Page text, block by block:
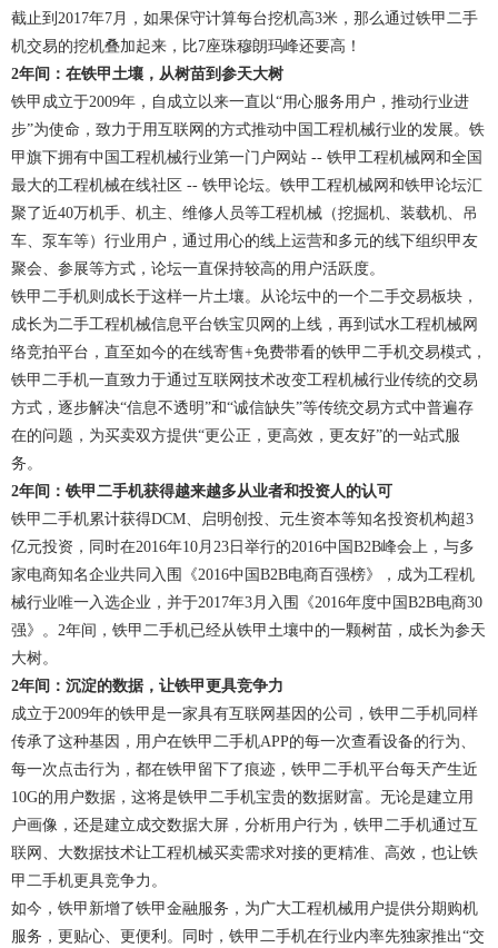
截止到2017年7月，如果保守计算每台挖机高3米，那么通过铁甲二手
机交易的挖机叠加起来，比7座珠穆朗玛峰还要高！
2年间：在铁甲土壤，从树苗到参天大树
铁甲成立于2009年，自成立以来一直以“用心服务用户，推动行业进
步”为使命，致力于用互联网的方式推动中国工程机械行业的发展。铁
甲旗下拥有中国工程机械行业第一门户网站 -- 铁甲工程机械网和全国
最大的工程机械在线社区 -- 铁甲论坛。铁甲工程机械网和铁甲论坛汇
聚了近40万机手、机主、维修人员等工程机械（挖掘机、装载机、吊
车、泵车等）行业用户，通过用心的线上运营和多元的线下组织甲友
聚会、参展等方式，论坛一直保持较高的用户活跃度。
铁甲二手机则成长于这样一片土壤。从论坛中的一个二手交易板块，
成长为二手工程机械信息平台铁宝贝网的上线，再到试水工程机械网
络竞拍平台，直至如今的在线寄售+免费带看的铁甲二手机交易模式，
铁甲二手机一直致力于通过互联网技术改变工程机械行业传统的交易
方式，逐步解决“信息不透明”和“诚信缺失”等传统交易方式中普遍存
在的问题，为买卖双方提供“更公正，更高效，更友好”的一站式服
务。
2年间：铁甲二手机获得越来越多从业者和投资人的认可
铁甲二手机累计获得DCM、启明创投、元生资本等知名投资机构超3
亿元投资，同时在2016年10月23日举行的2016中国B2B峰会上，与多
家电商知名企业共同入围《2016中国B2B电商百强榜》，成为工程机
械行业唯一入选企业，并于2017年3月入围《2016年度中国B2B电商30
强》。2年间，铁甲二手机已经从铁甲土壤中的一颗树苗，成长为参天
大树。
2年间：沉淀的数据，让铁甲更具竞争力
成立于2009年的铁甲是一家具有互联网基因的公司，铁甲二手机同样
传承了这种基因，用户在铁甲二手机APP的每一次查看设备的行为、
每一次点击行为，都在铁甲留下了痕迹，铁甲二手机平台每天产生近
10G的用户数据，这将是铁甲二手机宝贵的数据财富。无论是建立用
户画像，还是建立成交数据大屏，分析用户行为，铁甲二手机通过互
联网、大数据技术让工程机械买卖需求对接的更精准、高效，也让铁
甲二手机更具竞争力。
如今，铁甲新增了铁甲金融服务，为广大工程机械用户提供分期购机
服务，更贴心、更便利。同时，铁甲二手机在行业内率先独家推出“交